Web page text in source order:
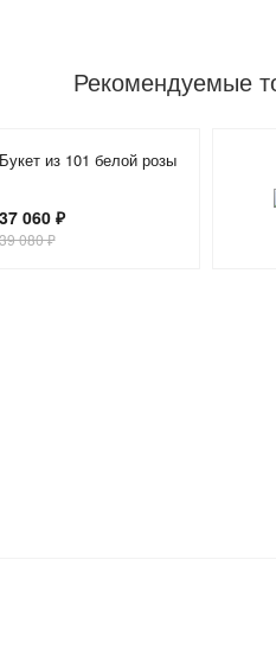
Рекомендуемые
Букет из 101 белой розы
37 060 ₽
39 080 ₽